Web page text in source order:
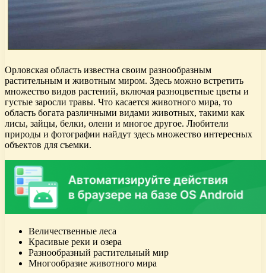
Орловская область известна своим разнообразным
растительным и животным миром. Здесь можно встретить
множество видов растений, включая разноцветные цветы и
густые заросли травы. Что касается животного мира, то
область богата различными видами животных, такими как
лисы, зайцы, белки, олени и многое другое. Любители
природы и фотографии найдут здесь множество интересных
объектов для съемки.
Величественные леса
Красивые реки и озера
Разнообразный растительный мир
Многообразие животного мира